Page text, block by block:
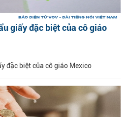
giấy đặc biệt của cô giáo
đặc biệt của cô giáo Mexico